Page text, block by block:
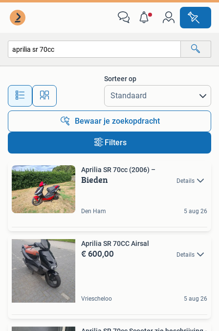
Alle afstanden…
Sorteer op
Bewaar je zoekopdracht
Filters
Aprilia SR 70cc (2006) –
Bieden Details
Den Ham 5 aug 26
Aprilia SR 70CC Airsal
€ 600,00 Details
Vriescheloo 5 aug 26